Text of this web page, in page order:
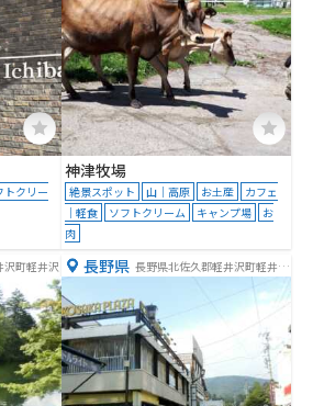
トクリー
神津牧場
絶景スポット 山｜高原 お土産
カフェ
｜軽食
ソフトクリーム キャンプ場
お
肉
沢町軽井沢 長野県 長野県北佐久郡軽井沢町軽井沢